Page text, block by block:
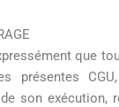
que
présentes
son exécution,